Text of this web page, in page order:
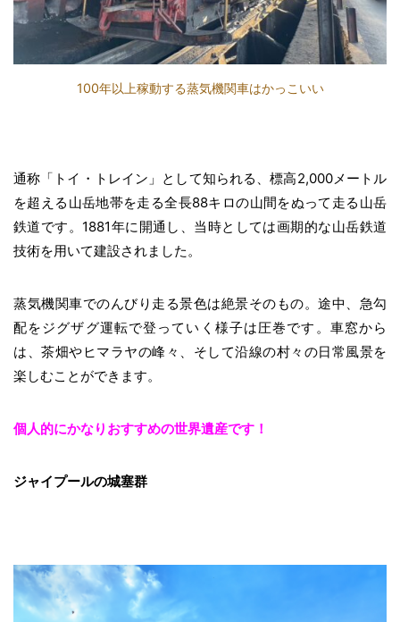
100年以上稼動する蒸気機関車はかっこいい
通称「トイ・トレイン」として知られる、標高2,000メートル
を超える山岳地帯を走る全長88キロの山間をぬって走る山岳
鉄道です。1881年に開通し、当時としては画期的な山岳鉄道
技術を用いて建設されました。
蒸気機関車でのんびり走る景色は絶景そのもの。途中、急勾
配をジグザグ運転で登っていく様子は圧巻です。車窓から
は、茶畑やヒマラヤの峰々、そして沿線の村々の日常風景を
楽しむことができます。
個人的にかなりおすすめの世界遺産です！
ジャイプールの城塞群